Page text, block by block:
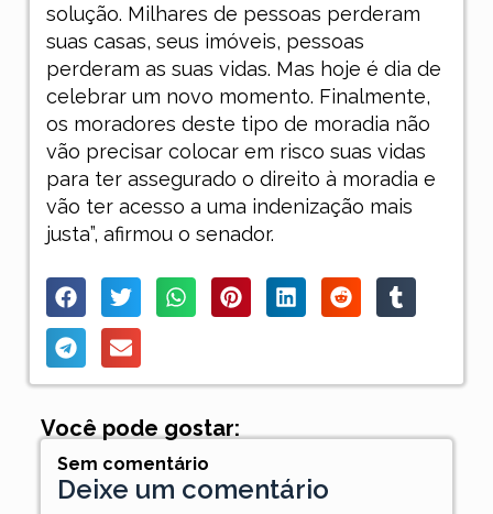
solução. Milhares de pessoas perderam
suas casas, seus imóveis, pessoas
perderam as suas vidas. Mas hoje é dia de
celebrar um novo momento. Finalmente,
os moradores deste tipo de moradia não
vão precisar colocar em risco suas vidas
para ter assegurado o direito à moradia e
vão ter acesso a uma indenização mais
justa”, afirmou o senador.
Você pode gostar:
Sem comentário
Deixe um comentário